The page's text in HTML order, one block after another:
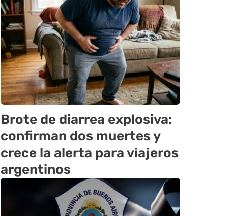
Brote de diarrea explosiva:
confirman dos muertes y
crece la alerta para viajeros
argentinos